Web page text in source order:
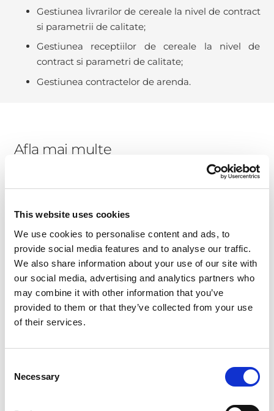
This website uses cookies
We use cookies to personalise content and ads, to
provide social media features and to analyse our traffic.
We also share information about your use of our site with
our social media, advertising and analytics partners who
may combine it with other information that you’ve
provided to them or that they’ve collected from your use
of their services.
Selection
Necessary
Gestiunea livrarilor de cereale la nivel de contract
si parametrii de calitate;
Gestiunea receptiilor de cereale la nivel de
contract si parametri de calitate;
Gestiunea contractelor de arenda.
Afla mai multe
Prenume
Prenume
Nume
companie*
Nume companie
Număr
Număr de telefon